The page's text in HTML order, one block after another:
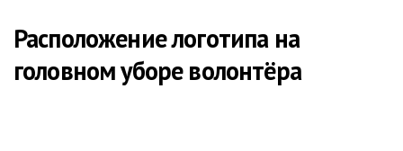
Расположение логотипа на
головном уборе волонтёра